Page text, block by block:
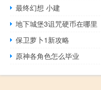
最终幻想 小建
地下城堡3诅咒硬币在哪里
保卫萝卜1新攻略
原神各角色怎么毕业